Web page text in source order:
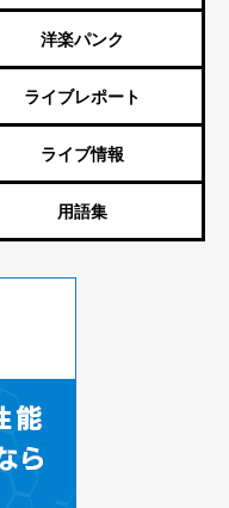
洋楽パンク
ライブレポート
ライブ情報
用語集